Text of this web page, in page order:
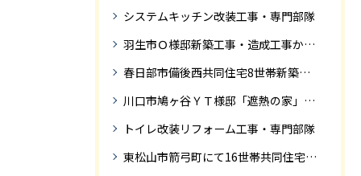
システムキッチン改装工事・専門部隊
羽生市Ｏ様邸新築工事・造成工事から住宅完成までの紹介
春日部市備後西共同住宅8世帯新築工事完成迄の紹介です。
川口市鳩ヶ谷ＹＴ様邸「遮熱の家」工事状況
トイレ改装リフォーム工事・専門部隊
東松山市箭弓町にて16世帯共同住宅新築工事完成迄の紹介です。